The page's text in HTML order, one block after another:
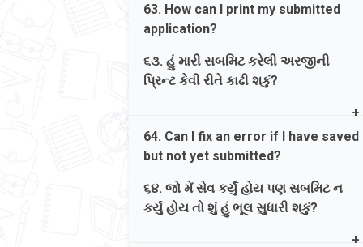
પછી 'Save & Next' કરો. ત્યારબાદ, ઘોષણા
વાંચો, ચેકબોક્સ પર ટિક કરો અને 'અંતિમ
સબમિશન' પર ક્લિક કરો.
Submission, the form gets
permanently locked and cannot be
edited under any circumstances.
જવાબ. ના. એકવાર ફાઇનલ સબમિશન પર
નહીં.
63. How can I print my submitted
application?
૬૩. હું મારી સબમિટ કરેલી અરજીની
પ્રિન્ટ કેવી રીતે કાઢી શકું?
'Application Status', click the blue
download icon. Your application will
download as a PDF for printing.
જવાબ. ડેશબોર્ડ પર 'Application Status'
હેઠળ, વાદળી ડાઉનલોડ આઇકન પર ક્લિક
64. Can I fix an error if I have saved
but not yet submitted?
૬૪. જો મેં સેવ કર્યું હોય પણ સબમિટ ન
કર્યું હોય તો શું હું ભૂલ સુધારી શકું?